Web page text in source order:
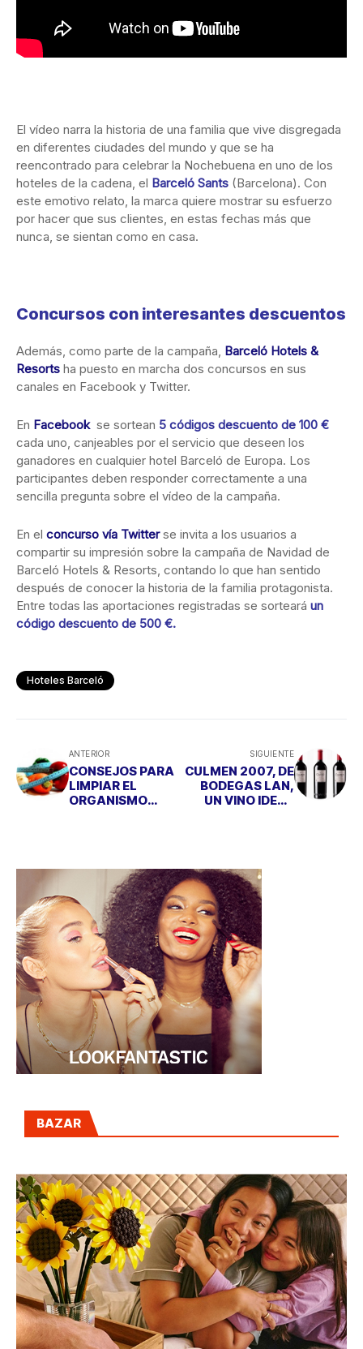
El vídeo narra la historia de una familia que vive disgregada
en diferentes ciudades del mundo y que se ha
reencontrado para celebrar la Nochebuena en uno de los
hoteles de la cadena, el Barceló Sants (Barcelona). Con
este emotivo relato, la marca quiere mostrar su esfuerzo
por hacer que sus clientes, en estas fechas más que
nunca, se sientan como en casa.
Concursos con interesantes descuentos
Además, como parte de la campaña, Barceló Hotels &
Resorts ha puesto en marcha dos concursos en sus
canales en Facebook y Twitter.
En Facebookse sortean 5 códigos descuento de 100 €
cada uno, canjeables por el servicio que deseen los
ganadores en cualquier hotel Barceló de Europa. Los
participantes deben responder correctamente a una
sencilla pregunta sobre el vídeo de la campaña.
En el concurso vía Twitterse invita a los usuarios a
compartir su impresión sobre la campaña de Navidad de
Barceló Hotels & Resorts, contando lo que han sentido
después de conocer la historia de la familia protagonista.
Entre todas las aportaciones registradas se sorteará un
código descuento de 500 €.
Hoteles Barceló
ANTERIOR
CONSEJOS PARA
LIMPIAR EL
ORGANISMO
SIGUIENTE
CULMEN 2007, DE
BODEGAS LAN,
UN VINO IDEAL
BAZAR